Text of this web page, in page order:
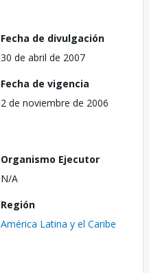
Fecha de divulgación
30 de abril de 2007
Fecha de vigencia
2 de noviembre de 2006
Organismo Ejecutor
N/A
Región
América Latina y el Caribe